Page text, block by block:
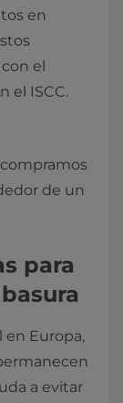
en
el
el ISCC.
de un
para
en Europa,
a evitar